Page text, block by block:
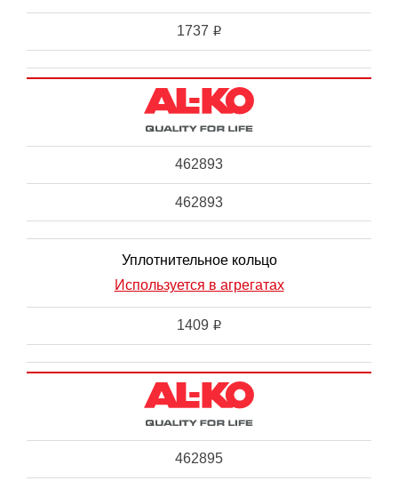
1737 i
462893
462893
Уплотнительное кольцо
Используется в агрегатах
1409 i
462895